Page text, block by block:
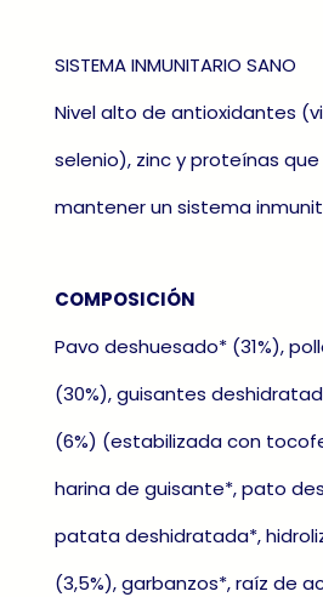
SISTEMA INMUNITARIO SANO
Nivel alto de antioxidantes
selenio), zinc y proteínas
mantener un sistema
COMPOSICIÓN
Pavo deshuesado* (31%),
(30%), guisantes
(6%) (estabilizada con
harina de guisante*, pato
patata deshidratada*,
(3,5%), garbanzos*, raíz de